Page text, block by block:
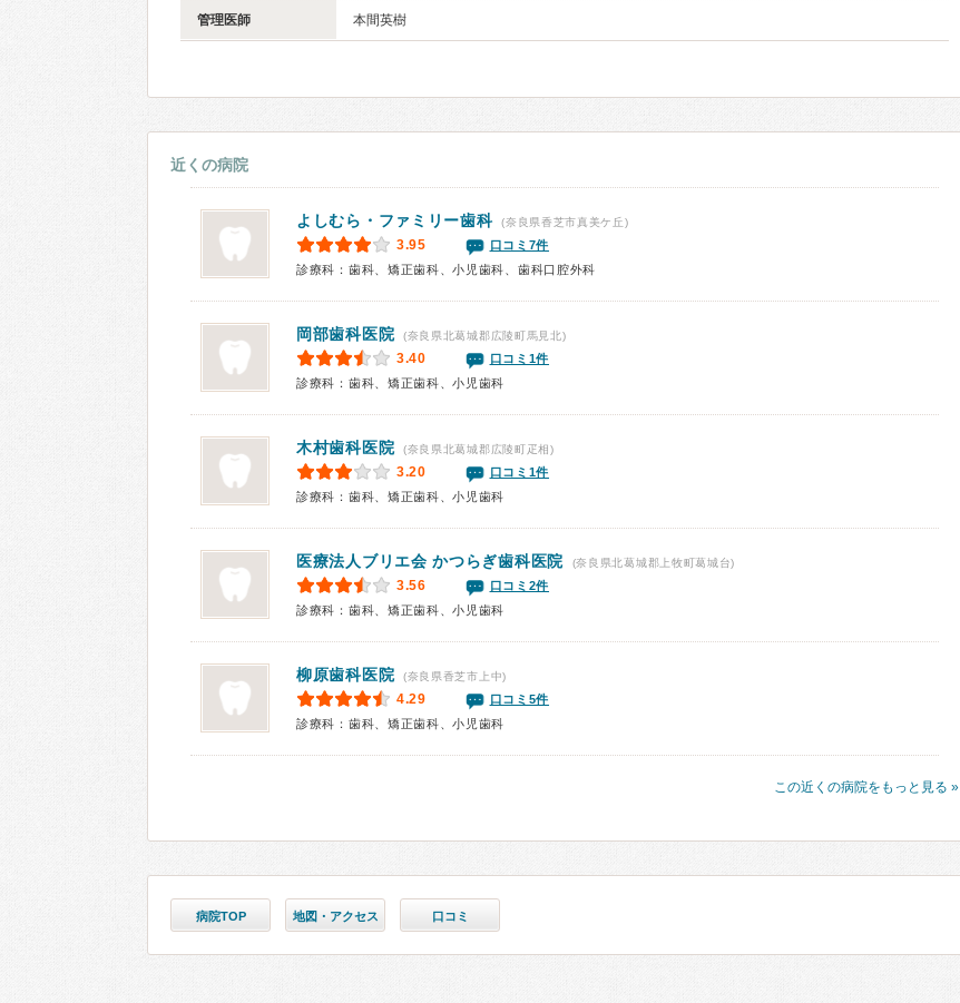
管理医師 本間英樹
近くの病院
よしむら・ファミリー歯科 (奈良県香芝市真美ケ丘)
3.95
口コミ7件
診療科：歯科、矯正歯科、小児歯科、歯科口腔外科
岡部歯科医院 (奈良県北葛城郡広陵町馬見北)
3.40
口コミ1件
診療科：歯科、矯正歯科、小児歯科
木村歯科医院 (奈良県北葛城郡広陵町疋相)
3.20
口コミ1件
診療科：歯科、矯正歯科、小児歯科
医療法人ブリエ会かつらぎ歯科医院 (奈良県北葛城郡上牧町葛城台)
3.56
口コミ2件
診療科：歯科、矯正歯科、小児歯科
柳原歯科医院 (奈良県香芝市上中)
4.29
口コミ5件
診療科：歯科、矯正歯科、小児歯科
この近くの病院をもっと見る »
病院TOP 地図・アクセス 口コミ